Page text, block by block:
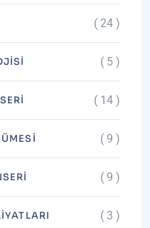
( 24 )
( 5 )
( 14 )
( 9 )
( 9 )
( 3 )